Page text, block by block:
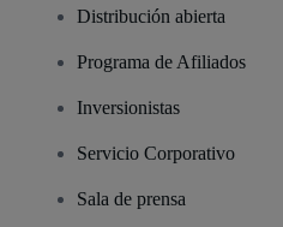
Distribución abierta
Programa de Afiliados
Inversionistas
Servicio Corporativo
Sala de prensa